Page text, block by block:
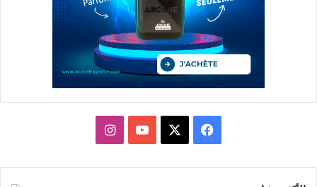
فيسبوك يوتيوبانستقرام